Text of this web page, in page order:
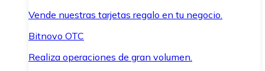
Vende nuestras tarjetas regalo en tu negocio.
Bitnovo OTC
Realiza operaciones de gran volumen.